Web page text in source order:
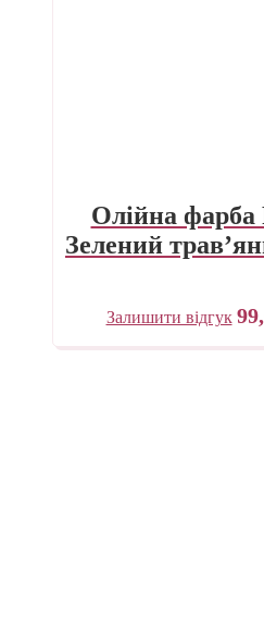
Олійна фарба
Зелений
Залишити відгук